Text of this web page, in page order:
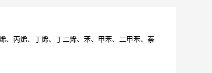
、丙烯、丁烯、丁二烯、苯、甲苯、二甲苯、萘